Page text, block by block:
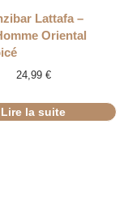
Lattafa –
Oriental
24,99 €
Lire la suite